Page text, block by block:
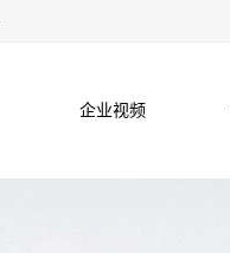
企业视频